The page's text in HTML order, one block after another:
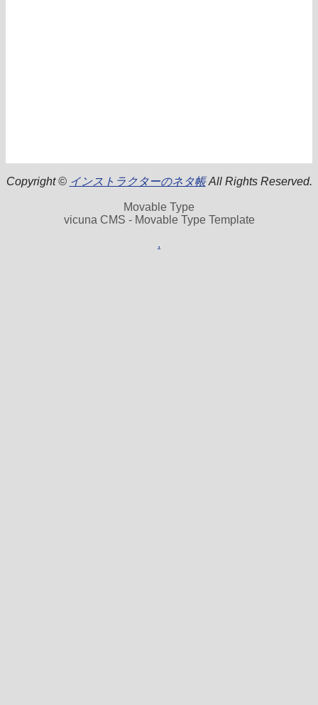
Copyright © インストラクターのネタ帳All Rights Reserved.
Movable Type
vicuna CMS - Movable Type Template
.